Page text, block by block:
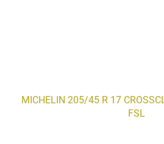
MICHELIN 205/45 R 17
FSL